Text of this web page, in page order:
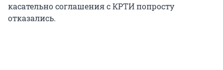
касательно соглашения с КРТИ попросту
отказались.